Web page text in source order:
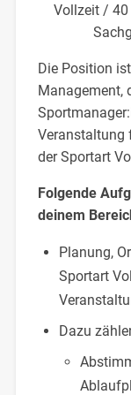
Vollzeit /
Die Position
Management,
Veranstaltung
der Sportart
Folgende
deinem
Planung,
Sportart
Dazu